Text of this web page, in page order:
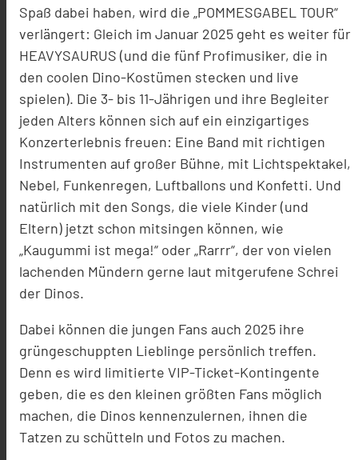
Spaß dabei haben, wird die „POMMESGABEL TOUR“
verlängert: Gleich im Januar 2025 geht es weiter für
HEAVYSAURUS (und die fünf Profimusiker, die in
den coolen Dino-Kostümen stecken und live
spielen). Die 3- bis 11-Jährigen und ihre Begleiter
jeden Alters können sich auf ein einzigartiges
Konzerterlebnis freuen: Eine Band mit richtigen
Instrumenten auf großer Bühne, mit Lichtspektakel,
Nebel, Funkenregen, Luftballons und Konfetti. Und
natürlich mit den Songs, die viele Kinder (und
Eltern) jetzt schon mitsingen können, wie
„Kaugummi ist mega!“ oder „Rarrr“, der von vielen
lachenden Mündern gerne laut mitgerufene Schrei
der Dinos.
Dabei können die jungen Fans auch 2025 ihre
grüngeschuppten Lieblinge persönlich treffen.
Denn es wird limitierte VIP-Ticket-Kontingente
geben, die es den kleinen größten Fans möglich
machen, die Dinos kennenzulernen, ihnen die
Tatzen zu schütteln und Fotos zu machen.